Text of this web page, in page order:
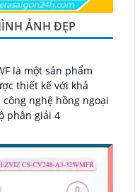
ẢNH ĐẸP
là một sản phẩm
thiết kế với khả
nghệ hồng ngoại
đến 10m. Với độ phân giải 4